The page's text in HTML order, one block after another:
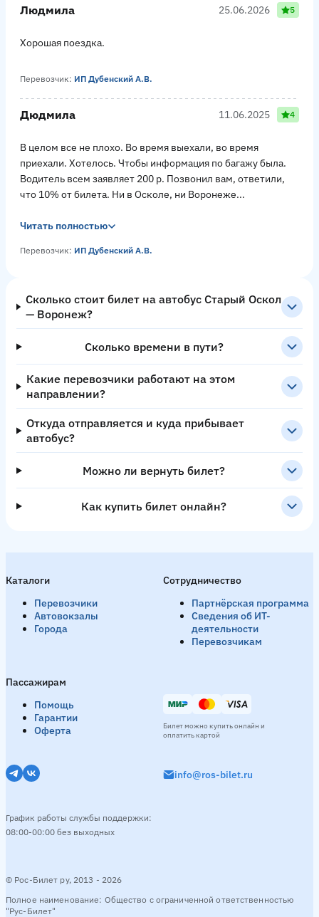
Людмила 25.06.2026 5
Хорошая поездка.
Перевозчик: ИП Дубенский А.В.
Дюдмила 11.06.2025 4
В целом все не плохо. Во время выехали, во время
приехали. Хотелось. Чтобы информация по багажу была.
Водитель всем заявляет 200 р. Позвонил вам, ответили,
что 10% от билета. Ни в Осколе, ни Воронеже...
Читать полностью
Перевозчик: ИП Дубенский А.В.
Сколько стоит билет на автобус Старый Оскол
— Воронеж?
Сколько времени в пути?
Какие перевозчики работают на этом
направлении?
Откуда отправляется и куда прибывает
автобус?
Можно ли вернуть билет?
Как купить билет онлайн?
Каталоги
Перевозчики
Автовокзалы
Города
Пассажирам
Помощь
Гарантии
Оферта
Сотрудничество
Партнёрская программа
Сведения об ИТ-
деятельности
Перевозчикам
© Рос-Билет ру, 2013 - 2026
Полное наименование: Общество с ограниченной ответственностью
"Рус-Билет"
info@ros-bilet.ru
График работы службы поддержки:
08:00-00:00 без выходных
Билет можно купить онлайн и
оплатить картой